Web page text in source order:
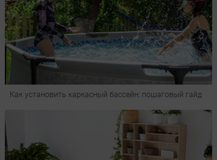
Как установить каркасный бассейн: пошаговый гайд